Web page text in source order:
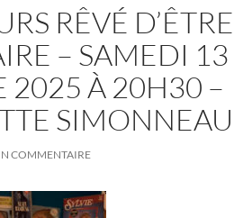
RÊVÉ D’ÊTRE
– SAMEDI 13
2025 À 20H30 –
SIMONNEAU
COMMENTAIRE